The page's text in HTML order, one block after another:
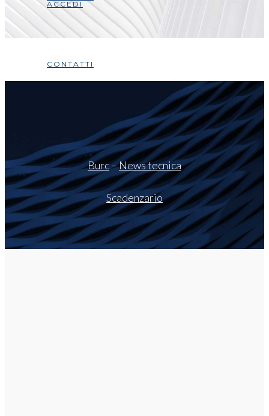
ACCEDI
CONTATTI
Burc–News tecnica
Scadenzario